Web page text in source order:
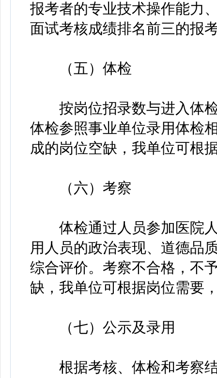
报考者的专业技术操作能力
面试考核成绩排名前三的报
（五）体检
按岗位招录数与进入体检
体检参照事业单位录用体检
成的岗位空缺，我单位可根
（六）考察
体检通过人员参加医院人
用人员的政治表现、道德品
综合评价。考察不合格，不
缺，我单位可根据岗位需要
（七）公示及录用
根据考核、体检和考察结